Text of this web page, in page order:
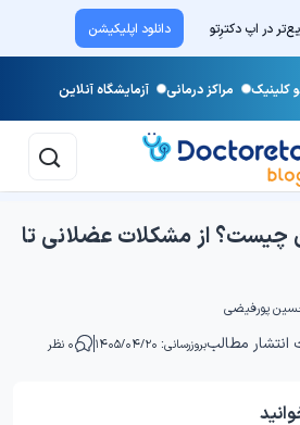
در اپ دکترِتو دانلود اپلیکیشن
کلینیک مراکز درمانی آزمایشگاه آنلاین
چیست؟ از مشکلات عضلانی تا
پورفیضی
مطالببروزرسانی: ۱۴۰۵/۰۴/۲۰ ۰ نظر